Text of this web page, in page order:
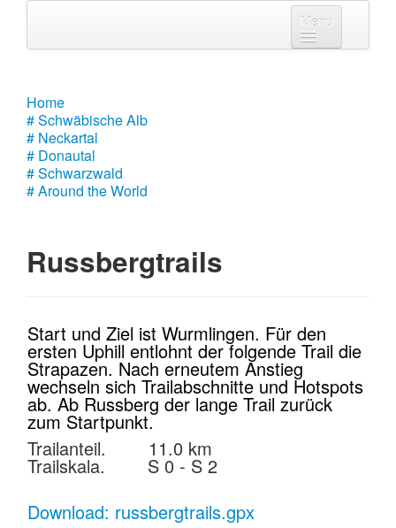
Menu
# Schwäbische Alb
# Neckartal
# Donautal
Home
# Schwäbische Alb
# Neckartal
# Donautal
# Schwarzwald
# Around the World
Russbergtrails
Start und Ziel ist Wurmlingen. Für den
ersten Uphill entlohnt der folgende Trail die
Strapazen. Nach erneutem Anstieg
wechseln sich Trailabschnitte und Hotspots
ab. Ab Russberg der lange Trail zurück
zum Startpunkt.
Trailanteil. 11.0 km
Trailskala. S 0 - S 2
Download: russbergtrails.gpx